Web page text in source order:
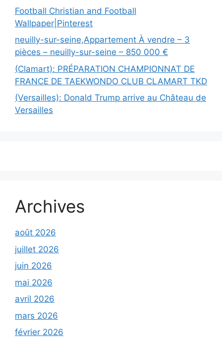
Football Christian and Football
Wallpaper|Pinterest
neuilly-sur-seine,Appartement À vendre – 3
pièces – neuilly-sur-seine – 850 000 €
(Clamart): PRÉPARATION CHAMPIONNAT DE
FRANCE DE TAEKWONDO CLUB CLAMART TKD
(Versailles): Donald Trump arrive au Château de
Versailles
Archives
août 2026
juillet 2026
juin 2026
mai 2026
avril 2026
mars 2026
février 2026